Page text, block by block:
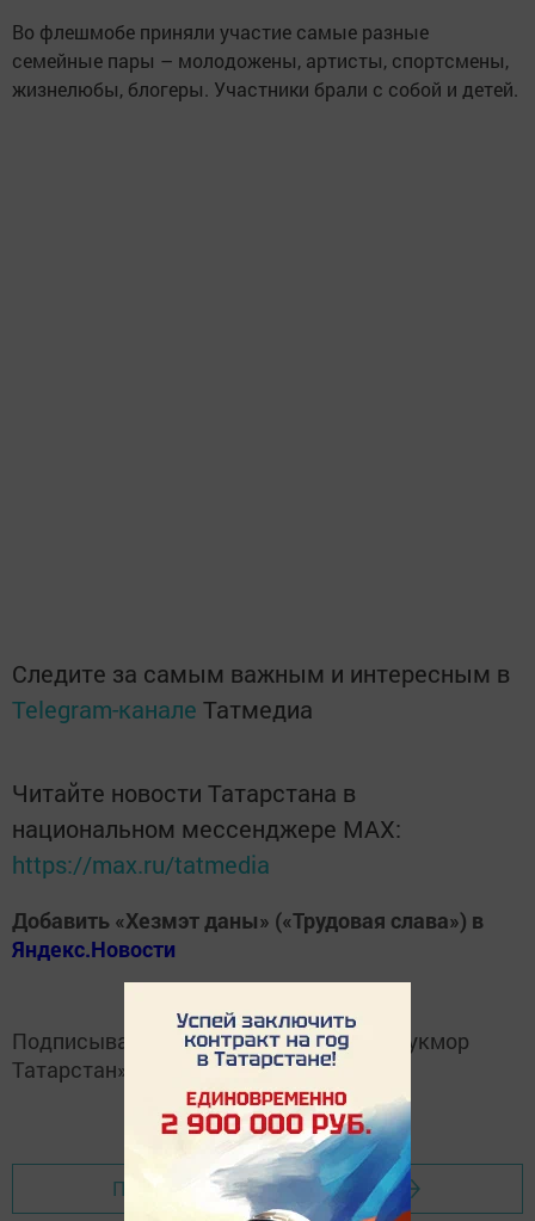
Во флешмобе приняли участие самые разные
семейные пары – молодожены, артисты, спортсмены,
жизнелюбы, блогеры. Участники брали с собой и детей.
Следите за самым важным и интересным в
Telegram-канале Татмедиа
Читайте новости Татарстана в
национальном мессенджере MАХ:
https://max.ru/tatmedia
Добавить «Хезмэт даны» («Трудовая слава») в
Яндекс.Новости
Подписывайтесь наTelegram-канал
«Кукмор
Татарстан»
Перейти на страницу новости